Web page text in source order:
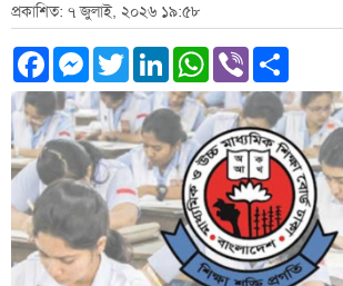
প্রকাশিত: ৭ জুলাই, ২০২৬ ১৯:৫৮
Facebook
Messenger
TwitterLinkedInWhatsApp
Viber